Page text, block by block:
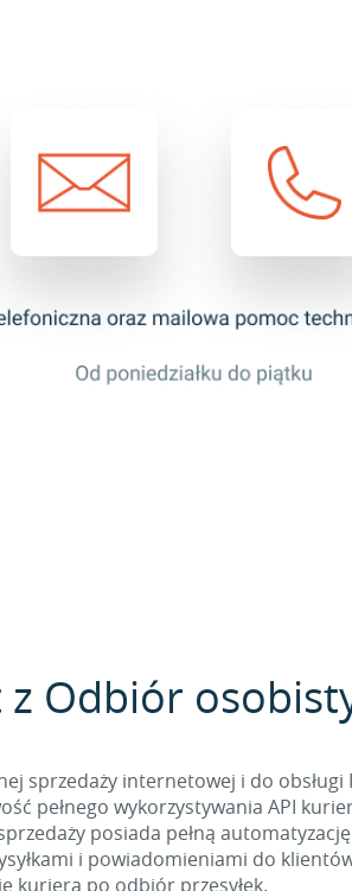
z Odbiór
sprzedaży internetowej i do obsługi
pełnego wykorzystywania API
posiada pełną
i powiadomieniami do
kuriera po odbiór przesyłek.